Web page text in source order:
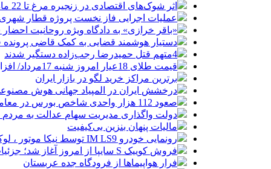
اثر شوک‌های اقتصادی در زنجیره مرغ تا 22 ماه باقی می‌ماند
عملیات اجرایی فاز نخست پروژه قطار
«باقر خرازی» به دادگاه ویژه روحانیت
دستیار هوشمند قضایی به کمک قاضی پرونده
4متهم قتل حمیدرضا رجب‌زاده دستگیر شدند
قیمت طلای 18عیار امروز شنبه 17مرداد/ افزایش قیمت + جدول و جزئیات
برترین مراکز خرید لگو در بازار ایران
درخشش ایران در المپیاد جهانی هوش
صعود 112 هزار واحدی شاخص بورس در معاملات امروز
دولت واگذاری مدیریت سهام عدالت به مردم
مالیات پنهان بنزین بی‌کیفیت
رونمایی خودرو IM LS9 توسط نیکا موتور ، لوکس ترین شاسی بلند EREV در ایران
فروش کوییک S سایپا از امروز آغاز شد؛ جزئیات ثبت‌نام و شرایط
فرار هواپیماها از فرودگاه جده عربستان